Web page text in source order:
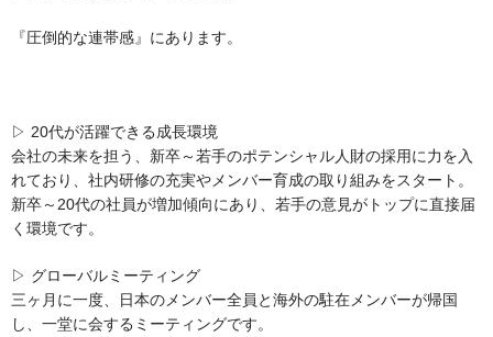
『圧倒的な連帯感』にあります。
▷ 20代が活躍できる成長環境
会社の未来を担う、新卒～若手のポテンシャル人財の採用に力を入
れており、社内研修の充実やメンバー育成の取り組みをスタート。
新卒～20代の社員が増加傾向にあり、若手の意見がトップに直接届
く環境です。
▷ グローバルミーティング
三ヶ月に一度、日本のメンバー全員と海外の駐在メンバーが帰国
し、一堂に会するミーティングです。